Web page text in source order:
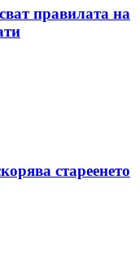
правилата на
стареенето